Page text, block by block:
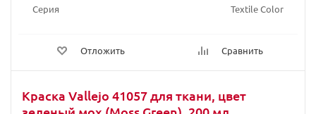
Серия
Textile Color
Отложить Сравнить
Краска Vallejo 41057 для ткани, цвет